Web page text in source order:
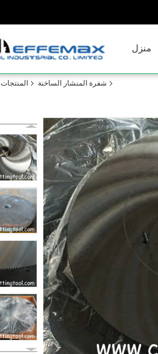
منزل
المنتجات شفرة المنشار الساخنة